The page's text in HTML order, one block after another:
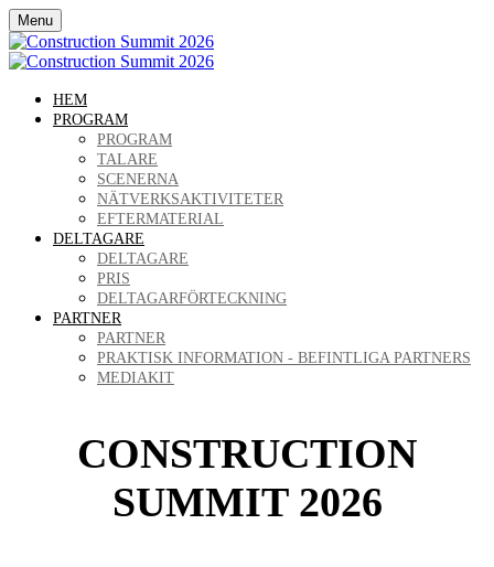
Menu
HEM
PROGRAM
PROGRAM
TALARE
SCENERNA
NÄTVERKSAKTIVITETER
EFTERMATERIAL
DELTAGARE
DELTAGARE
PRIS
DELTAGARFÖRTECKNING
PARTNER
PARTNER
PRAKTISK INFORMATION - BEFINTLIGA PARTNERS
MEDIAKIT
CONSTRUCTION
SUMMIT 2026